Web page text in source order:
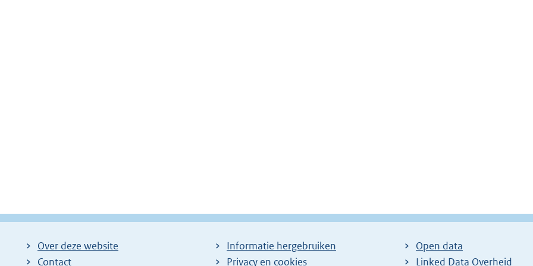
Over deze website
Contact
Informatie hergebruiken
Privacy en cookies
Open data
Linked Data Overheid